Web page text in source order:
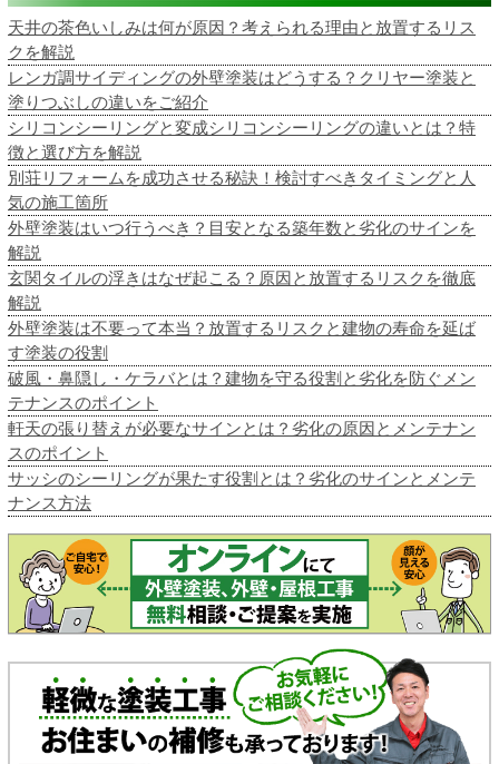
天井の茶色いしみは何が原因？考えられる理由と放置するリス
クを解説
レンガ調サイディングの外壁塗装はどうする？クリヤー塗装と
塗りつぶしの違いをご紹介
シリコンシーリングと変成シリコンシーリングの違いとは？特
徴と選び方を解説
別荘リフォームを成功させる秘訣！検討すべきタイミングと人
気の施工箇所
外壁塗装はいつ行うべき？目安となる築年数と劣化のサインを
解説
玄関タイルの浮きはなぜ起こる？原因と放置するリスクを徹底
解説
外壁塗装は不要って本当？放置するリスクと建物の寿命を延ば
す塗装の役割
破風・鼻隠し・ケラバとは？建物を守る役割と劣化を防ぐメン
テナンスのポイント
軒天の張り替えが必要なサインとは？劣化の原因とメンテナン
スのポイント
サッシのシーリングが果たす役割とは？劣化のサインとメンテ
ナンス方法